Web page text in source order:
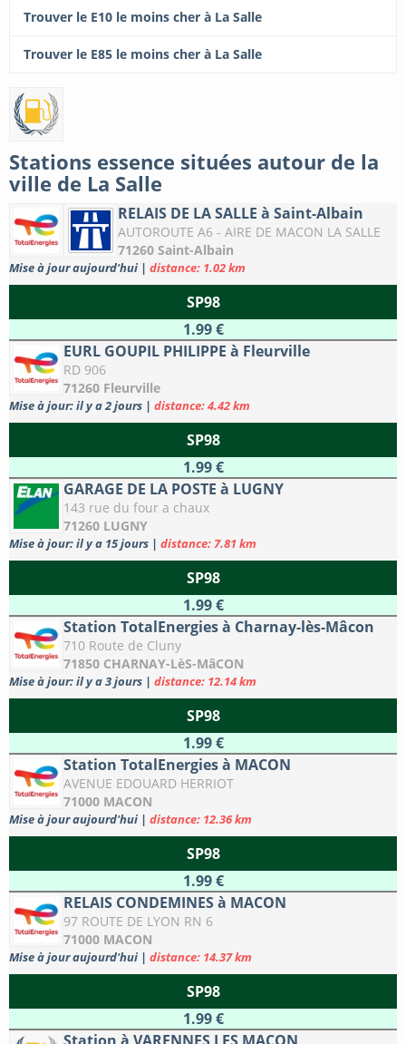
Trouver le E10 le moins cher à La Salle
Trouver le E85 le moins cher à La Salle
Stations essence situées autour de la
ville de La Salle
RELAIS DE LA SALLE à Saint-Albain
AUTOROUTE A6 - AIRE DE MACON LA SALLE
71260 Saint-Albain
Mise à jour aujourd'hui | distance: 1.02 km
SP98
1.99 €
EURL GOUPIL PHILIPPE à Fleurville
RD 906
71260 Fleurville
Mise à jour: il y a 2 jours | distance: 4.42 km
SP98
1.99 €
GARAGE DE LA POSTE à LUGNY
143 rue du four a chaux
71260 LUGNY
Mise à jour: il y a 15 jours | distance: 7.81 km
SP98
1.99 €
Station TotalEnergies à Charnay-lès-Mâcon
710 Route de Cluny
71850 CHARNAY-LèS-MâCON
Mise à jour: il y a 3 jours | distance: 12.14 km
SP98
1.99 €
Station TotalEnergies à MACON
AVENUE EDOUARD HERRIOT
71000 MACON
Mise à jour aujourd'hui | distance: 12.36 km
SP98
1.99 €
RELAIS CONDEMINES à MACON
97 ROUTE DE LYON RN 6
71000 MACON
Mise à jour aujourd'hui | distance: 14.37 km
SP98
1.99 €